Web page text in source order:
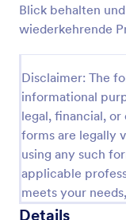
Blick behalten
wiederkehrende
Disclaimer: The
informational
legal, financial,
forms are legally
using any such
applicable
meets your
Details